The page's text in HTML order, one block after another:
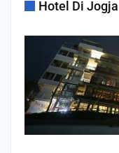
Hotel Di Jogja